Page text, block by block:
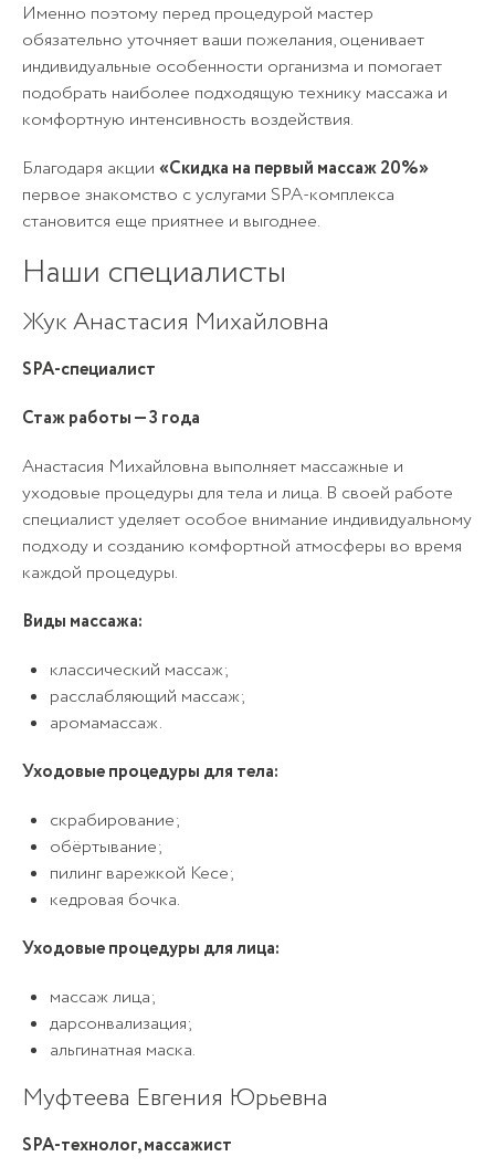
Именно поэтому перед процедурой мастер
обязательно уточняет ваши пожелания, оценивает
индивидуальные особенности организма и помогает
подобрать наиболее подходящую технику массажа и
комфортную интенсивность воздействия.
Благодаря акции «Скидка на первый массаж 20%»
первое знакомство с услугами SPA-комплекса
становится еще приятнее и выгоднее.
Наши специалисты
Жук Анастасия Михайловна
SPA-специалист
Стаж работы — 3 года
Анастасия Михайловна выполняет массажные и
уходовые процедуры для тела и лица. В своей работе
специалист уделяет особое внимание индивидуальному
подходу и созданию комфортной атмосферы во время
каждой процедуры.
Виды массажа:
классический массаж;
расслабляющий массаж;
аромамассаж.
Уходовые процедуры для тела:
скрабирование;
обёртывание;
пилинг варежкой Кесе;
кедровая бочка.
Уходовые процедуры для лица:
массаж лица;
дарсонвализация;
альгинатная маска.
Муфтеева Евгения Юрьевна
SPA-технолог, массажист